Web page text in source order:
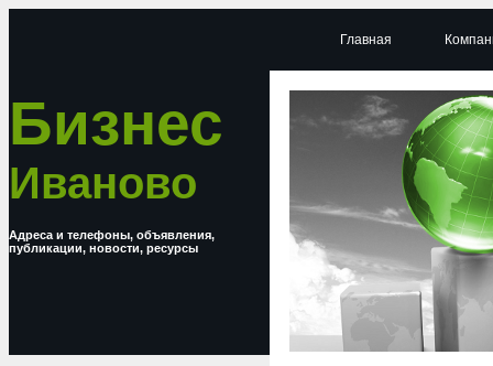
Бизнес
Иваново
Адреса и телефоны, объявления,
публикации, новости, ресурсы
Главная